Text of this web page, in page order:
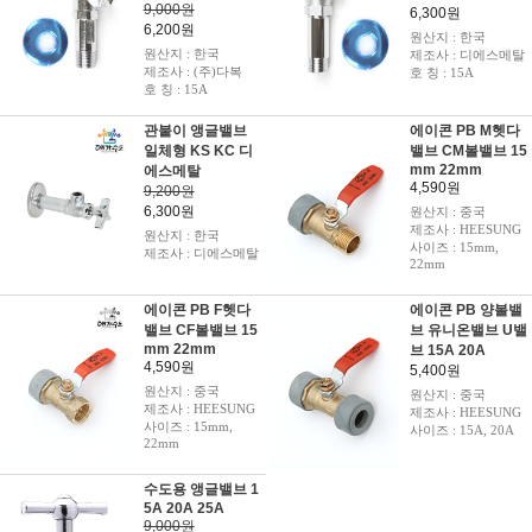
9,000원
6,200원
원산지 : 한국
제조사 : (주)다복
호 칭 : 15A
6,300원
원산지 : 한국
제조사 : 디에스메탈
호 칭 : 15A
관붙이 앵글밸브
일체형 KS KC 디
에스메탈
9,200원
6,300원
원산지 : 한국
제조사 : 디에스메탈
에이콘 PB M헷다
밸브 CM볼밸브 15
mm 22mm
4,590원
원산지 : 중국
제조사 : HEESUNG
사이즈 : 15mm,
22mm
에이콘 PB F헷다
밸브 CF볼밸브 15
mm 22mm
4,590원
원산지 : 중국
제조사 : HEESUNG
사이즈 : 15mm,
22mm
에이콘 PB 양볼밸
브 유니온밸브 U밸
브 15A 20A
5,400원
원산지 : 중국
제조사 : HEESUNG
사이즈 : 15A, 20A
수도용 앵글밸브 1
5A 20A 25A
9,000원